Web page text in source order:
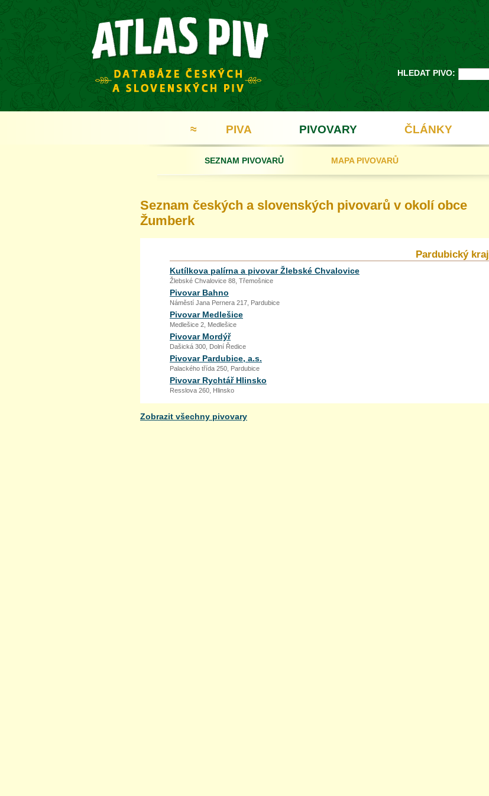
HLEDAT PIVO:
≈ PIVA PIVOVARY
SEZNAM PIVOVARŮ MAPA PIVOVARŮ
ČLÁNKY
Seznam českých a slovenských pivovarů v okolí obce
Žumberk
Pardubický kraj
Kutílkova palírna a pivovar Žlebské Chvalovice
Žlebské Chvalovice 88, Třemošnice
Pivovar Bahno
Náměstí Jana Pernera 217, Pardubice
Pivovar Medlešice
Medlešice 2, Medlešice
Pivovar Mordýř
Dašická 300, Dolní Ředice
Pivovar Pardubice, a.s.
Palackého třída 250, Pardubice
Pivovar Rychtář Hlinsko
Resslova 260, Hlinsko
Zobrazit všechny pivovary